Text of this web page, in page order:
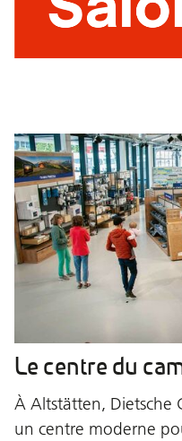
Le centre du
À Altstätten, Dietsche
un centre moderne